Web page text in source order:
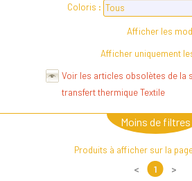
Coloris :
Afficher les
Afficher uniquement
Voir les articles obsolètes de la
transfert thermique Textile
Moins de filtres
Produits à afficher sur la
< 1 >